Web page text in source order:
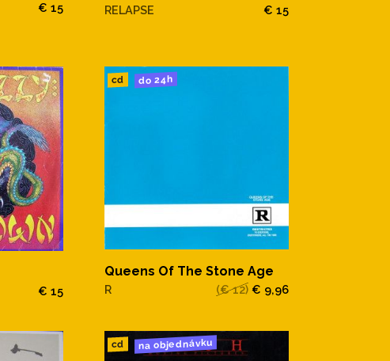
€ 15 RELAPSE € 15
€ 15
cd do 24h
Queens Of The Stone Age
R (€ 12) € 9,96
cd na objednávku